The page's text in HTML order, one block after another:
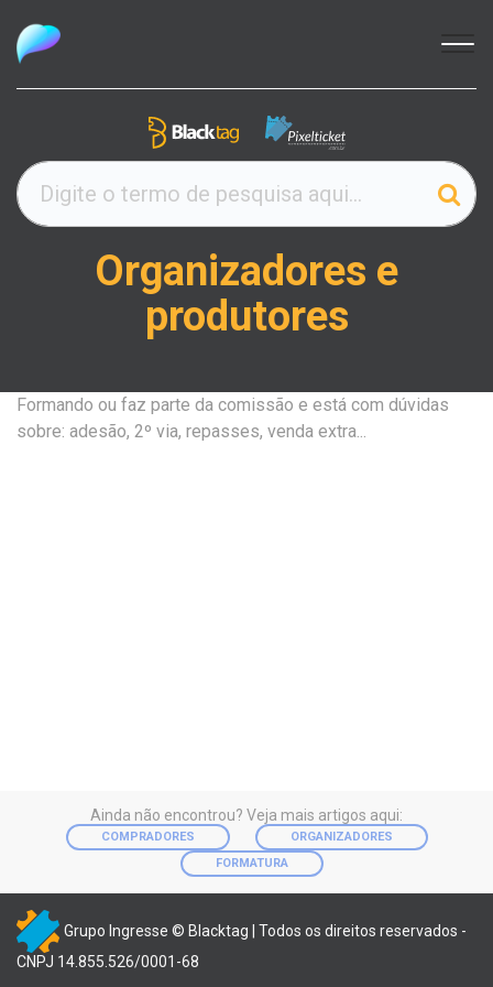
Organizadores e
produtores
Formando ou faz parte da comissão e está com dúvidas
sobre: adesão, 2º via, repasses, venda extra...
Ainda não encontrou? Veja mais artigos aqui:
COMPRADORES
ORGANIZADORES
FORMATURA
Grupo Ingresse © Blacktag | Todos os direitos reservados -
CNPJ 14.855.526/0001-68